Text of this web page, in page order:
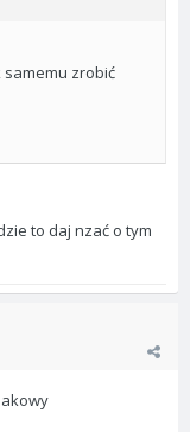
zrobić
to daj nzać o tym